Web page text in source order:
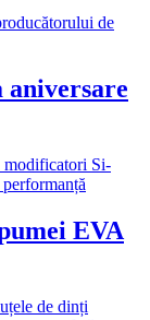
aniversare
EVA